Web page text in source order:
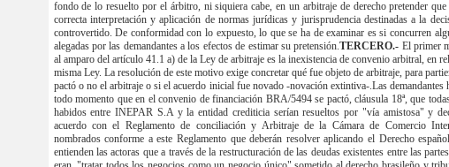
fondo de lo resuelto por el árbitro, ni siquiera cabe, en un arbitraje de derecho pretender
correcta interpretación y aplicación de normas jurídicas y jurisprudencia destinadas a la
controvertido. De conformidad con lo expuesto, lo que se ha de examinar es si concurren
alegadas por las demandantes a los efectos de estimar su pretensión.TERCERO.- El primer
al amparo del artículo 41.1 a) de la Ley de arbitraje es la inexistencia de convenio arbitral, en
misma Ley. La resolución de este motivo exige concretar qué fue objeto de arbitraje, para
pactó o no el arbitraje o si el acuerdo inicial fue novado -novación extintiva-.Las demandantes
todo momento que en el convenio de financiación BRA/5494 se pactó, cláusula 18ª, que
habidos entre INEPAR S.A y la entidad crediticia serían resueltos por "vía amistosa" y
acuerdo con el Reglamento de conciliación y Arbitraje de la Cámara de Comercio
nombrados conforme a este Reglamento que deberán resolver aplicando el Derecho
entienden las actoras que a través de la restructuración de las deudas existentes entre las